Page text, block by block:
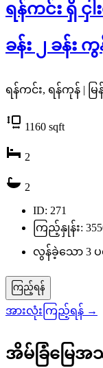
ရန်ကင်း ရှိ ငှါ
ခန်း ၂ ခန်း ကွ
ရန်ကင်း, ရန်ကုန် | မြ
1160 sqft
2
2
ID: 271
ကြည့်နှုန်း:
လွန်ခဲ့သော 3
ကြည့်ရန်
အားလုံးကြည့်ရန် →
အိမ်ခြံမြေအ